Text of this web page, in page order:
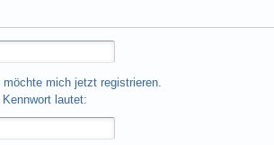
möchte mich jetzt registrieren.
lautet: